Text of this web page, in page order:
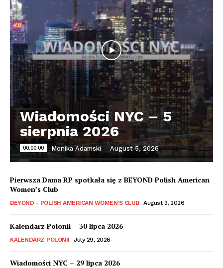
Wiadomości NYC – 5
sierpnia 2026
00:00:00 Monika Adamski - August 5, 2026
Pierwsza Dama RP spotkała się z BEYOND Polish American
Women’s Club
BEYOND - POLISH AMERICAN WOMEN'S CLUB August 3, 2026
Kalendarz Polonii – 30 lipca 2026
KALENDARZ POLONII July 29, 2026
Wiadomości NYC – 29 lipca 2026